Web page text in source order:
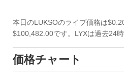
本日のLUKSOのライブ価格は
$100,482.00です。LYXは過去24
価格チャート